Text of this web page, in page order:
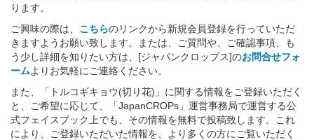
ります。
ご興味の際は、 こちらのリンクから新規会員登録を行っていただ
きますようお願い致します。または、ご質問や、ご確認事項、も
う少し詳細を知りたい方は、[ジャパンクロップス]のお問合せフォ
ームよりお気軽にご連絡ください。
また、「トルコギキョウ(切り花)」に関する情報をご登録いただく
と、ご希望に応じて、「JapanCROPs」運営事務局で運営する公
式フェイスブック上でも、その情報を無料で投稿致します。これ
により、ご登録いただいた情報を、より多くの方にご覧いただく